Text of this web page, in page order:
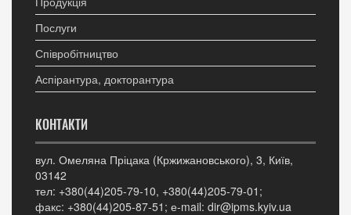
Послуги
Співробітництво
Аспірантура, докторантура
КОНТАКТИ
вул. Омеляна Пріцака (Кржижановського), 3, Київ,
03142
тел: +380(44)205-79-10, +380(44)205-79-01;
факс: +380(44)205-87-51; е-mail: dir@ipms.kyiv.ua